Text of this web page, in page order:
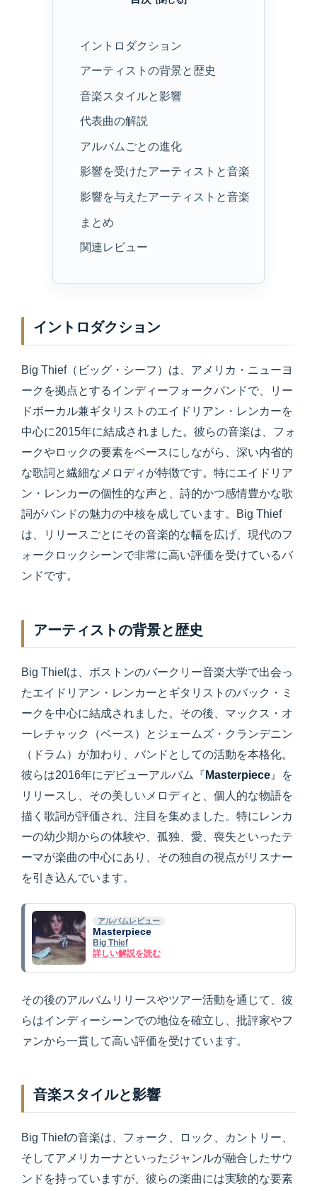
イントロダクション
アーティストの背景と歴史
音楽スタイルと影響
代表曲の解説
アルバムごとの進化
影響を受けたアーティストと音楽
影響を与えたアーティストと音楽
まとめ
関連レビュー
イントロダクション
Big Thief（ビッグ・シーフ）は、アメリカ・ニューヨ
ークを拠点とするインディーフォークバンドで、リー
ドボーカル兼ギタリストのエイドリアン・レンカーを
中心に2015年に結成されました。彼らの音楽は、フォ
ークやロックの要素をベースにしながら、深い内省的
な歌詞と繊細なメロディが特徴です。特にエイドリア
ン・レンカーの個性的な声と、詩的かつ感情豊かな歌
詞がバンドの魅力の中核を成しています。Big Thief
は、リリースごとにその音楽的な幅を広げ、現代のフ
ォークロックシーンで非常に高い評価を受けているバ
ンドです。
アーティストの背景と歴史
Big Thiefは、ボストンのバークリー音楽大学で出会っ
たエイドリアン・レンカーとギタリストのバック・ミ
ークを中心に結成されました。その後、マックス・オ
ーレチャック（ベース）とジェームズ・クランデニン
（ドラム）が加わり、バンドとしての活動を本格化。
彼らは2016年にデビューアルバム『 Masterpiece 』を
リリースし、その美しいメロディと、個人的な物語を
描く歌詞が評価され、注目を集めました。特にレンカ
ーの幼少期からの体験や、孤独、愛、喪失といったテ
ーマが楽曲の中心にあり、その独自の視点がリスナー
を引き込んでいます。
アルバムレビュー
Masterpiece
Big Thief
詳しい解説を読む
その後のアルバムリリースやツアー活動を通じて、彼
らはインディーシーンでの地位を確立し、批評家やフ
ァンから一貫して高い評価を受けています。
音楽スタイルと影響
Big Thiefの音楽は、フォーク、ロック、カントリー、
そしてアメリカーナといったジャンルが融合したサウ
ンドを持っていますが、彼らの楽曲には実験的な要素